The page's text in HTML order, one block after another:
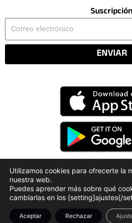
Suscripción
ENVIAR
Código Deontológico
Políticas de
Derechos Reservados © 2026
Utilizamos cookies para ofrecerte la
nuestra web.
Puedes aprender más sobre qué
cambiarlas en los {setting]ajustes{/
Aceptar Rechazar